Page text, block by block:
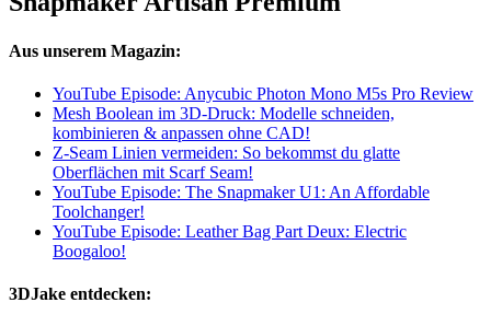
Aus unserem Magazin:
YouTube Episode: Anycubic Photon Mono M5s Pro Review
Mesh Boolean im 3D-Druck: Modelle schneiden,
kombinieren & anpassen ohne CAD!
Z-Seam Linien vermeiden: So bekommst du glatte
Oberflächen mit Scarf Seam!
YouTube Episode: The Snapmaker U1: An Affordable
Toolchanger!
YouTube Episode: Leather Bag Part Deux: Electric
Boogaloo!
3DJake entdecken: